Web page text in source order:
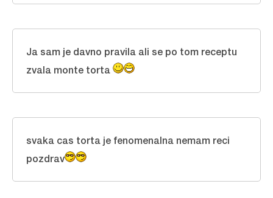
Ja sam je davno pravila ali se po tom receptu
zvala monte torta
svaka cas torta je fenomenalna nemam reci
pozdrav